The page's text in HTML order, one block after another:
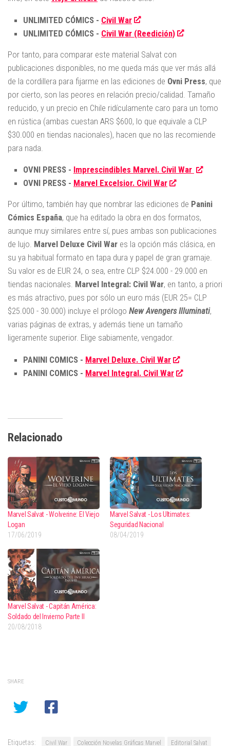
UNLIMITED CÓMICS - Civil War
UNLIMITED CÓMICS - Civil War (Reedición)
Por tanto, para comparar este material Salvat con
publicaciones disponibles, no me queda más que ver más allá
de la cordillera para fijarme en las ediciones de Ovni Press, que
por cierto, son las peores en relación precio/calidad. Tamaño
reducido, y un precio en Chile ridículamente caro para un tomo
en rústica (ambas cuestan ARS $600, lo que equivale a CLP
$30.000 en tiendas nacionales), hacen que no las recomiende
para nada.
OVNI PRESS - Imprescindibles Marvel. Civil War
OVNI PRESS - Marvel Excelsior. Civil War
Por último, también hay que nombrar las ediciones de Panini
Cómics España, que ha editado la obra en dos formatos,
aunque muy similares entre sí, pues ambas son publicaciones
de lujo. Marvel Deluxe Civil War es la opción más clásica, en
su ya habitual formato en tapa dura y papel de gran gramaje.
Su valor es de EUR 24, o sea, entre CLP $24.000 - 29.000 en
tiendas nacionales. Marvel Integral: Civil War, en tanto, a priori
es más atractivo, pues por sólo un euro más (EUR 25= CLP
$25.000 - 30.000) incluye el prólogo New Avengers Illuminati,
varias páginas de extras, y además tiene un tamaño
ligeramente superior. Elige sabiamente, vengador.
PANINI COMICS - Marvel Deluxe. Civil War
PANINI COMICS - Marvel Integral. Civil War
Relacionado
Marvel Salvat - Wolverine: El Viejo
Logan
17/06/2019
Marvel Salvat - Los Ultimates:
Seguridad Nacional
08/04/2019
Marvel Salvat - Capitán América:
Soldado del Invierno Parte II
20/08/2018
SHARE
Etiquetas: Civil War Colección Novelas Gráficas Marvel Editorial Salvat